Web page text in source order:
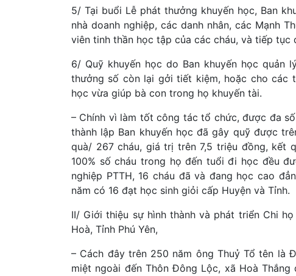
5/ Tại buổi Lễ phát thưởng khuyến học, Ban
nhà doanh nghiệp, các danh nhân, các Mạnh
viên tinh thần học tập của các cháu, và tiếp tục
6/ Quỹ khuyến học do Ban khuyến học quản
thưởng số còn lại gởi tiết kiệm, hoặc cho các
học vừa giúp bà con trong họ khuyến tài.
– Chính vì làm tốt công tác tổ chức, được đa
thành lập Ban khuyến học đã gây quỹ được
quà/ 267 cháu, giá trị trên 7,5 triệu đồng, kết
100% số cháu trong họ đến tuổi đi học đều
nghiệp PTTH, 16 cháu đã và đang học cao
năm có 16 đạt học sinh giỏi cấp Huyện và Tỉnh.
II/ Giới thiệu sự hình thành và phát triển Chi
Hoà, Tỉnh Phú Yên,
– Cách đây trên 250 năm ông Thuỷ Tổ tên là
miệt ngoài đến Thôn Đông Lộc, xã Hoà